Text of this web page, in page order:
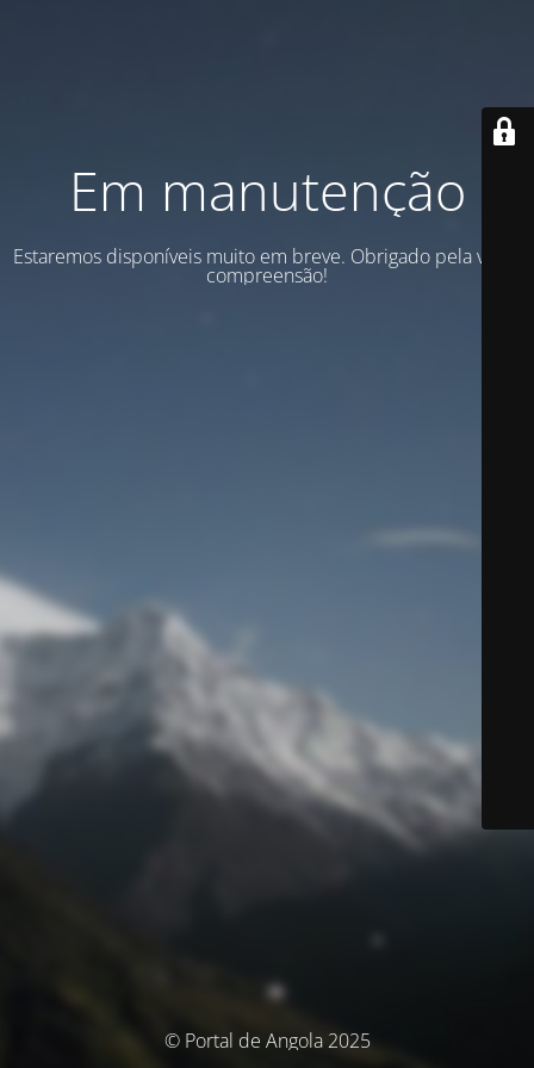
Em manutenção
Estaremos disponíveis muito em breve. Obrigado pela vossa
compreensão!
© Portal de Angola 2025